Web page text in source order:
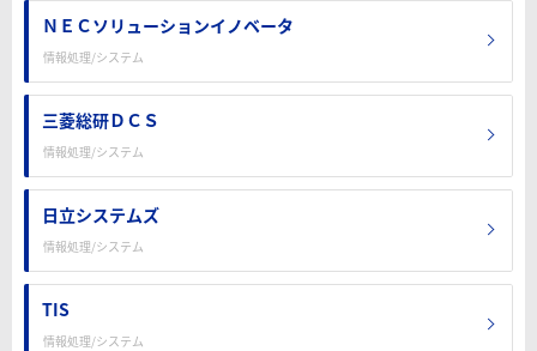
ＮＥＣソリューションイノベータ
情報処理/システム
三菱総研ＤＣＳ
情報処理/システム
日立システムズ
情報処理/システム
TIS
情報処理/システム